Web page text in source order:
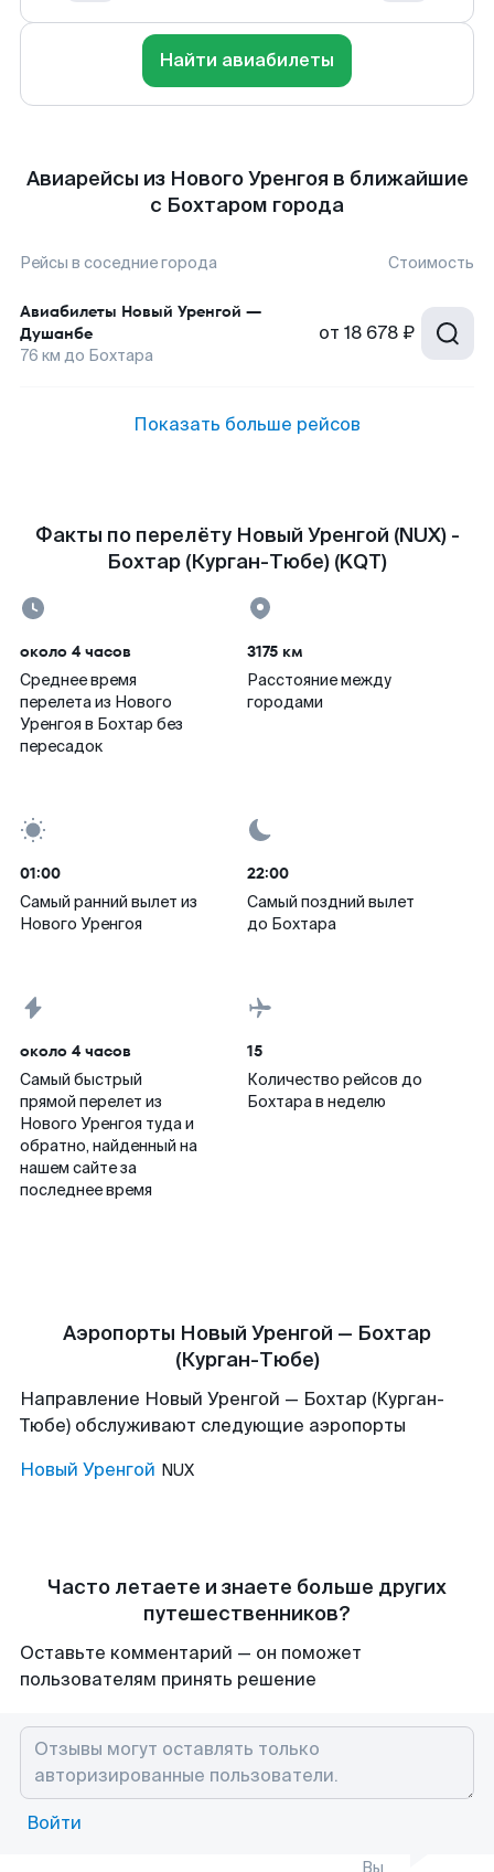
Найти авиабилеты
Авиарейсы из Нового Уренгоя в ближайшие
с Бохтаром города
Рейсы в соседние города Стоимость
Авиабилеты Новый Уренгой —
Душанбе
76 км до Бохтара
от 18 678 ₽
Показать больше рейсов
Факты по перелёту Новый Уренгой (NUX) -
Бохтар (Курган-Тюбе) (KQT)
около 4 часов
Среднее время
перелета из Нового
Уренгоя в Бохтар без
пересадок
3175 км
Расстояние между
городами
01:00
Самый ранний вылет из
Нового Уренгоя
22:00
Самый поздний вылет
до Бохтара
около 4 часов
Самый быстрый
прямой перелет из
Нового Уренгоя туда и
обратно, найденный на
нашем сайте за
последнее время
15
Количество рейсов до
Бохтара в неделю
Аэропорты Новый Уренгой — Бохтар
(Курган-Тюбе)
Направление Новый Уренгой — Бохтар (Курган-
Тюбе) обслуживают следующие аэропорты
Новый Уренгой NUX
Часто летаете и знаете больше других
путешественников?
Оставьте комментарий — он поможет
пользователям принять решение
Войти
Вы